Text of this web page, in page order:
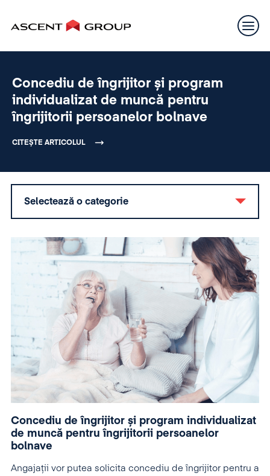
Concediu de îngrijitor și program
individualizat de muncă pentru
îngrijitorii persoanelor bolnave
CITEȘTE ARTICOLUL
Selectează o categorie
Concediu de îngrijitor și program individualizat
de muncă pentru îngrijitorii persoanelor
bolnave
Angajații vor putea solicita concediu de îngrijitor pentru a